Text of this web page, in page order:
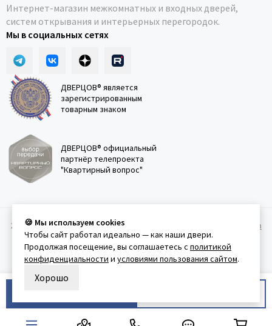
Интернет-магазин межкомнатных и входных дверей,
систем открывания и интерьерных перегородок.
Мы в социальных сетях
ДВЕРЦОВ® является
зарегистрированным
товарным знаком
ДВЕРЦОВ® официальный
партнёр телепроекта
"Квартирный вопрос"
2011-2026 © Дверцов. Карта сайта
Политика
конфеденциальности Условия использования сайта
🍪 Мы используем cookies
Чтобы сайт работал идеально — как наши двери.
Продолжая посещение, вы соглашаетесь с политикой
конфиденциальности и условиями пользования сайтом.
Хорошо